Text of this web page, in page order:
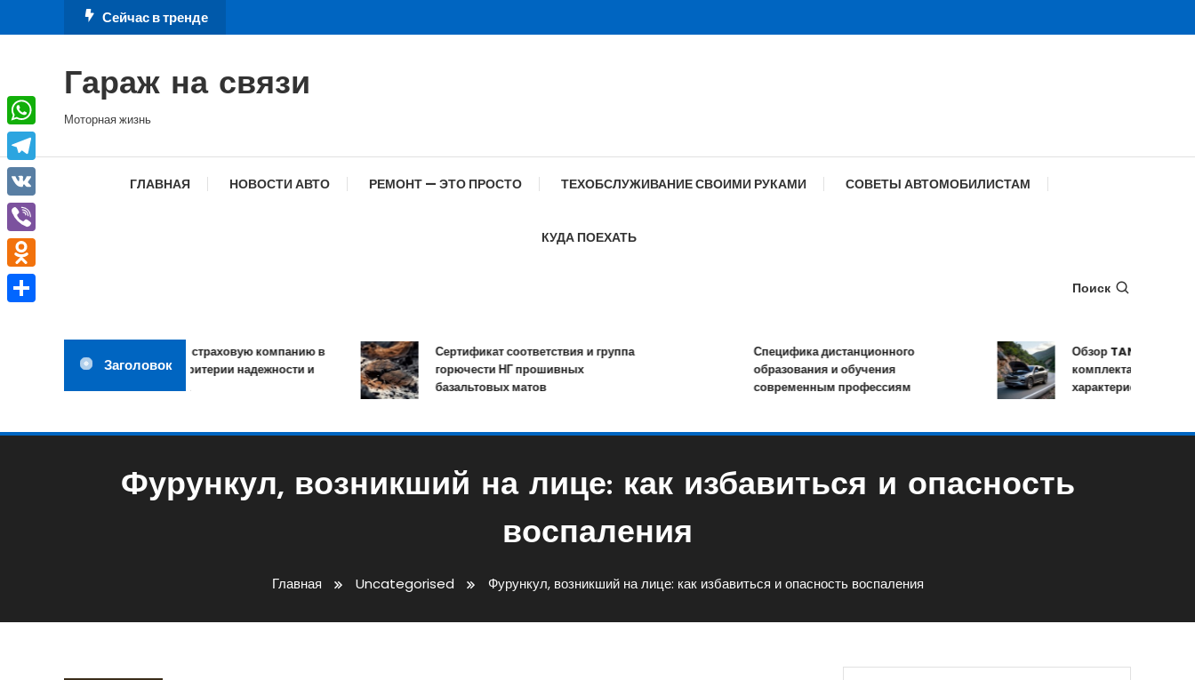
к
Сейчас в тренде
Гараж на связи
Моторная жизнь
ГЛАВНАЯ НОВОСТИ АВТО РЕМОНТ — ЭТО ПРОСТО ТЕХОБСЛУЖИВАНИЕ СВОИМИ РУКАМИ СОВЕТЫ АВТОМОБИЛИСТАМ
КУДА ПОЕХАТЬ
Поиск
Заголовок
Как выбрать страховую компанию в
2026 году: критерии надежности и
обзор рынка
Сертификат соответствия и группа
горючести НГ прошивных
базальтовых матов
Специфика дистанционного
образования и обучения
современным профессиям
Обзор TANK 500:
комплектации и
характеристики
Фурункул, возникший на лице: как избавиться и опасность
воспаления
Главная Uncategorised Фурункул, возникший на лице: как избавиться и опасность воспаления
WhatsApp
Telegram
VK
Viber
Odnoklassniki